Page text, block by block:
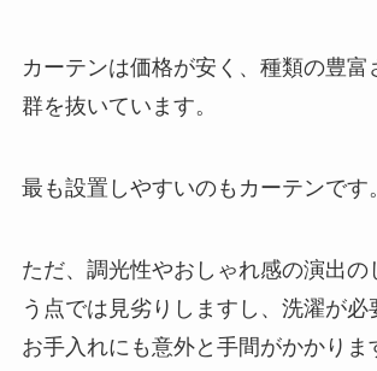
カーテンは価格が安く、種類の豊富
群を抜いています。
最も設置しやすいのもカーテンです。
ただ、調光性やおしゃれ感の演出の
う点では見劣りしますし、洗濯が必
お手入れにも意外と手間がかかりま